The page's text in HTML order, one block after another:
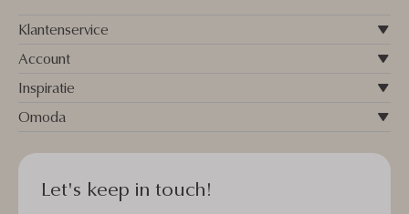
Klantenservice
Account
Inspiratie
Omoda
Let's keep in touch!